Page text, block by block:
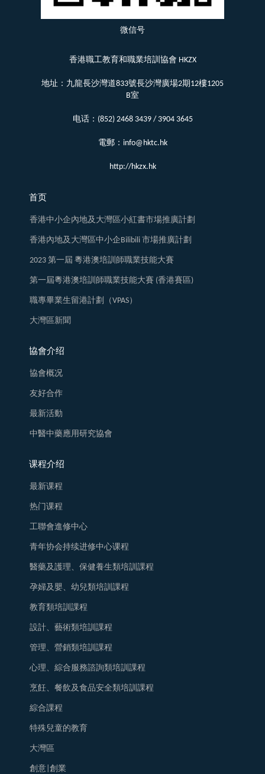
微信号
香港職工教育和職業培訓協會 HKZX
地址：九龍長沙灣道833號長沙灣廣場2期12樓1205
B室
电话：(852) 2468 3439 / 3904 3645
電郵：info@hktc.hk
http://hkzx.hk
首页
香港中小企內地及大灣區小紅書市場推廣計劃
香港內地及大灣區中小企Bilibili 市場推廣計劃
2023 第一屆 粵港澳培訓師職業技能大賽
第一屆粵港澳培訓師職業技能大賽 (香港賽區)
職專畢業生留港計劃（VPAS）
大灣區新聞
協會介绍
協會概况
友好合作
最新活動
中醫中藥應用研究協會
课程介绍
最新课程
热门课程
工聯會進修中心
青年协会持续进修中心课程
醫藥及護理、保健養生類培訓課程
孕婦及嬰、幼兒類培訓課程
教育類培訓課程
設計、藝術類培訓課程
管理、營銷類培訓課程
心理、綜合服務諮詢類培訓課程
烹飪、餐飲及食品安全類培訓課程
綜合課程
特殊兒童的教育
大灣區
創意|創業